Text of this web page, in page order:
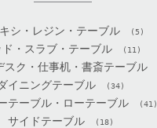
シ・レジン・テーブル (5)
ド・スラブ・テーブル (11)
スク・仕事机・書斎テーブル
イニングテーブル (34)
テーブル・ローテーブル (41)
サイドテーブル (18)